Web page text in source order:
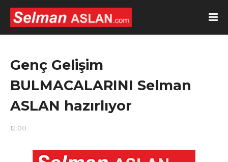
Genç Gelişim
BULMACALARINI Selman
ASLAN hazırlıyor
12:00